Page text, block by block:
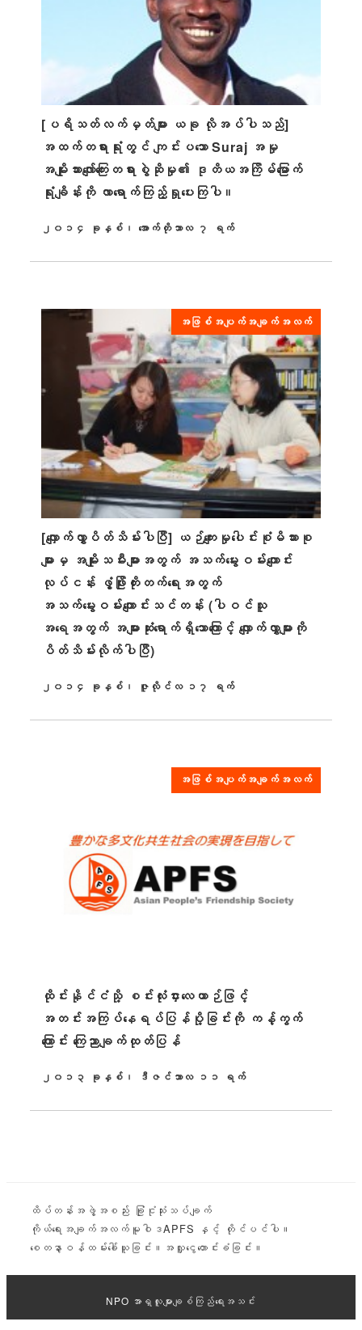
[ပရိသတ်လက်မှတ်များ ယခု လိုအပ်ပါသည်]
အထက်တရားရုံးတွင် ကျင်းပသော Suraj အမှု
အမျိုးသားလျော်ကြေးတရားစွဲဆိုမှု၏ ဒုတိယအကြိမ်မြောက်
ရုံးချိန်းကို လာရောက်ကြည့်ရှုပေးကြပါ။
ထုတ်ဝေခဲ့သည်။
၂၀၁၄ ခုနှစ်၊ အောက်တိုဘာလ ၇ ရက်
အဖြစ်အပျက်အချက်အလက်
[လျှောက်လွှာပိတ်သိမ်းပါပြီ] ယဉ်ကျေးမှုပေါင်းစုံမိသားစု
များမှ အမျိုးသမီးများအတွက် အသက်မွေးဝမ်းကျောင်း
လုပ်ငန်း ဖွံ့ဖြိုးတိုးတက်ရေးအတွက်
အသက်မွေးဝမ်းကျောင်းသင်တန်း (ပါဝင်သူ
အရေအတွက် အများဆုံးရောက်ရှိသောကြောင့် လျှောက်လွှာများကို
ပိတ်သိမ်းလိုက်ပါပြီ)
ထုတ်ဝေခဲ့သည်။
၂၀၁၄ ခုနှစ်၊ ဇူလိုင်လ ၁၇ ရက်
အဖြစ်အပျက်အချက်အလက်
ထိုင်းနိုင်ငံသို့ စင်းလုံးငှားလေယာဉ်ဖြင့်
အတင်းအကြပ်နေရပ်ပြန်ပို့ခြင်းကို ကန့်ကွက်
ကြောင်း ကြေညာချက်ထုတ်ပြန်
ထုတ်ဝေခဲ့သည်။
၂၀၁၃ ခုနှစ်၊ ဒီဇင်ဘာလ ၁၁ ရက်
ထိပ်တန်း အဖွဲ့အစည်း ခြုံငုံသုံးသပ်ချက်
ကိုယ်ရေးအချက်အလက်မူဝါဒAPFS နှင့် တိုင်ပင်ပါ။
စေတနာ့ဝန်ထမ်းခေါ်ယူခြင်း။ အလှူငွေတောင်းခံခြင်း။
NPO အာရှလူများချစ်ကြည်ရေးအသင်း